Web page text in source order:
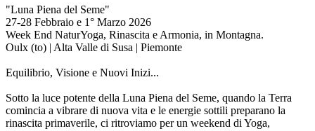
"Luna Piena del Seme"
27-28 Febbraio e 1° Marzo 2026
Week End NaturYoga, Rinascita e Armonia, in Montagna.
Oulx (to) | Alta Valle di Susa | Piemonte
Equilibrio, Visione e Nuovi Inizi...
Sotto la luce potente della Luna Piena del Seme, quando la Terra
comincia a vibrare di nuova vita e le energie sottili preparano la
rinascita primaverile, ci ritroviamo per un weekend di Yoga,